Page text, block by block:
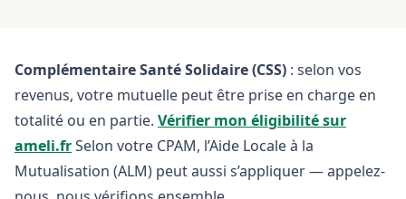
Complémentaire Santé Solidaire (CSS) : selon vos
revenus, votre mutuelle peut être prise en charge en
totalité ou en partie. Vérifier mon éligibilité sur
ameli.frSelon votre CPAM, l’Aide Locale à la
Mutualisation (ALM) peut aussi s’appliquer — appelez-